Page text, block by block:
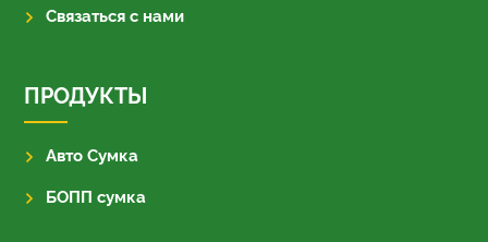
Связаться с нами
ПРОДУКТЫ
Авто Сумка
БОПП сумка